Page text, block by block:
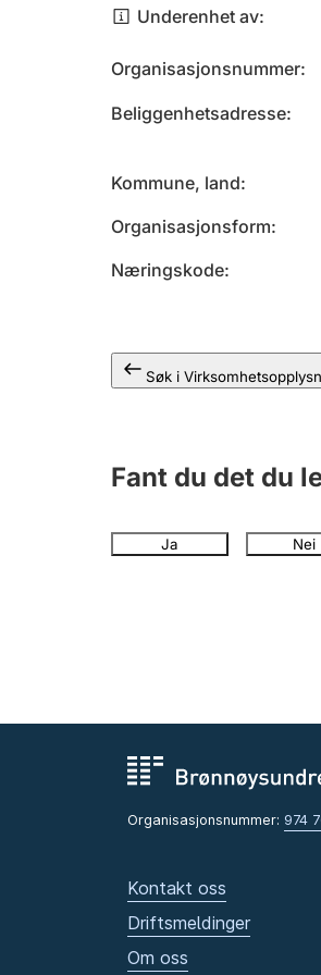
Underenhet av
Organisasjonsnummer
Beliggenhetsadresse
Kommune, land
Organisasjonsform
Næringskode
Søk i
Fant du det du
Ja Nei
Organisasjonsnummer: 974
Kontakt oss
Driftsmeldinger
Om oss